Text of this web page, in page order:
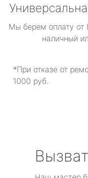
Мы берем оплату от
наличный
*При отказе от
1000 руб.